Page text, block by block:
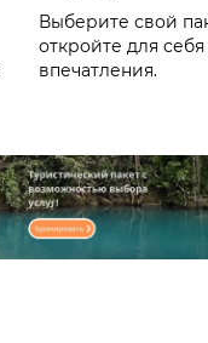
Выберите свой
откройте для
впечатления.